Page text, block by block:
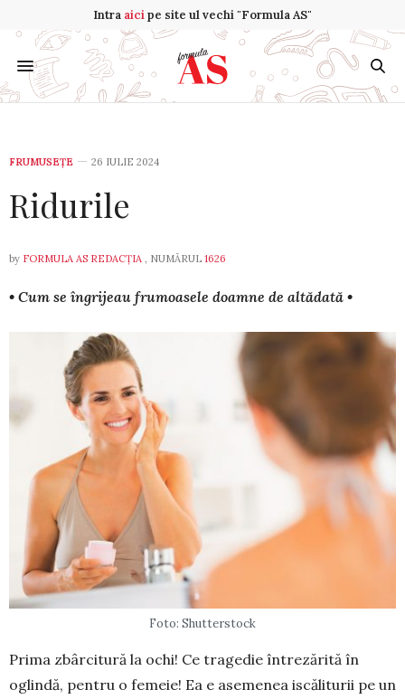
Intra aicipe site ul vechi "Formula AS"
FRUMUSEȚE 26 IULIE 2024
Ridurile
by FORMULA AS REDACȚIA , NUMĂRUL 1626
• Cum se în­gri­jeau fru­moa­­sele doam­ne de altă­dată •
Foto: Shutterstock
Prima zbârcitură la ochi! Ce tragedie în­trezărită în
oglindă, pentru o femeie! Ea e asemenea is­că­li­turii pe un